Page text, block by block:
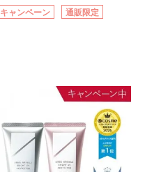
キャンペーン 通販限定